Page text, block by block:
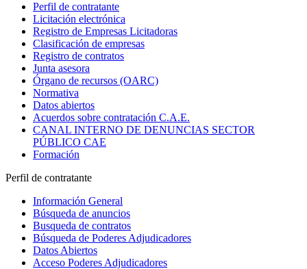
Perfil de contratante
Licitación electrónica
Registro de Empresas Licitadoras
Clasificación de empresas
Registro de contratos
Junta asesora
Órgano de recursos (OARC)
Normativa
Datos abiertos
Acuerdos sobre contratación C.A.E.
CANAL INTERNO DE DENUNCIAS SECTOR
PÚBLICO CAE
Formación
Perfil de contratante
Información General
Búsqueda de anuncios
Busqueda de contratos
Búsqueda de Poderes Adjudicadores
Datos Abiertos
Acceso Poderes Adjudicadores